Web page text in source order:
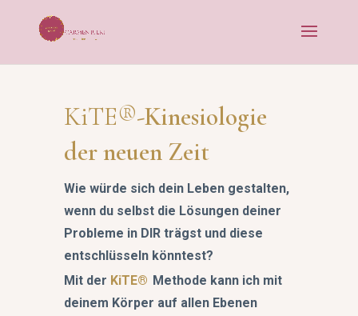
KiTE®-Kinesiologie
der neuen Zeit
Wie würde sich dein Leben gestalten,
wenn du selbst die Lösungen deiner
Probleme in DIR trägst und diese
entschlüsseln könntest?
Mit der KiTE® Methode kann ich mit
deinem Körper auf allen Ebenen